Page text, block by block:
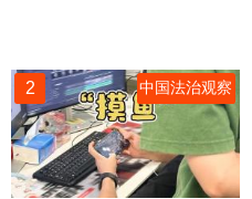
2 中国法治观察